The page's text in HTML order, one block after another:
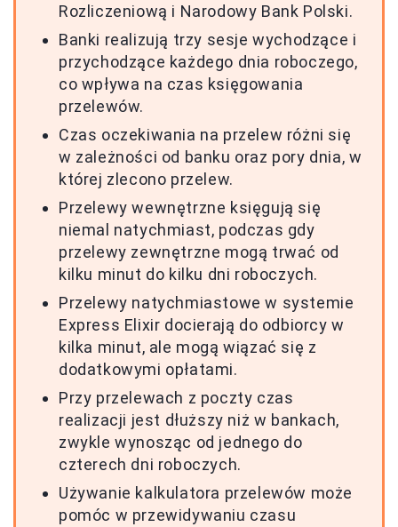
Rozliczeniową i Narodowy Bank Polski.
Banki realizują trzy sesje wychodzące i
przychodzące każdego dnia roboczego,
co wpływa na czas księgowania
przelewów.
Czas oczekiwania na przelew różni się
w zależności od banku oraz pory dnia, w
której zlecono przelew.
Przelewy wewnętrzne księgują się
niemal natychmiast, podczas gdy
przelewy zewnętrzne mogą trwać od
kilku minut do kilku dni roboczych.
Przelewy natychmiastowe w systemie
Express Elixir docierają do odbiorcy w
kilka minut, ale mogą wiązać się z
dodatkowymi opłatami.
Przy przelewach z poczty czas
realizacji jest dłuższy niż w bankach,
zwykle wynosząc od jednego do
czterech dni roboczych.
Używanie kalkulatora przelewów może
pomóc w przewidywaniu czasu